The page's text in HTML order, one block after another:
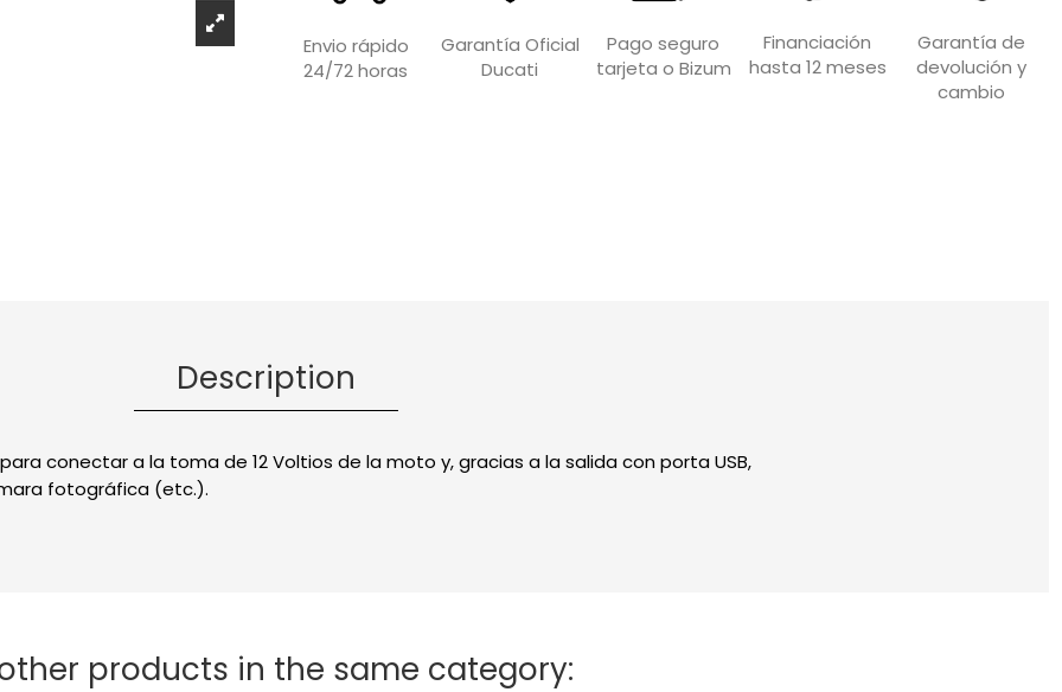
Envio rápido
24/72 horas
Garantía Oficial
Ducati
Pago seguro
tarjeta o Bizum
Financiación
hasta 12 meses
Garantía de
devolución y
cambio
Description
conectar a la toma de 12 Voltios de la moto y, gracias a la salida con porta USB,
fotográfica (etc.).
products in the same category: